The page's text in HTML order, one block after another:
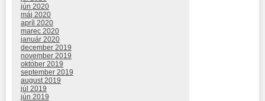
jún 2020
máj 2020
apríl 2020
marec 2020
január 2020
december 2019
november 2019
október 2019
september 2019
august 2019
júl 2019
jún 2019